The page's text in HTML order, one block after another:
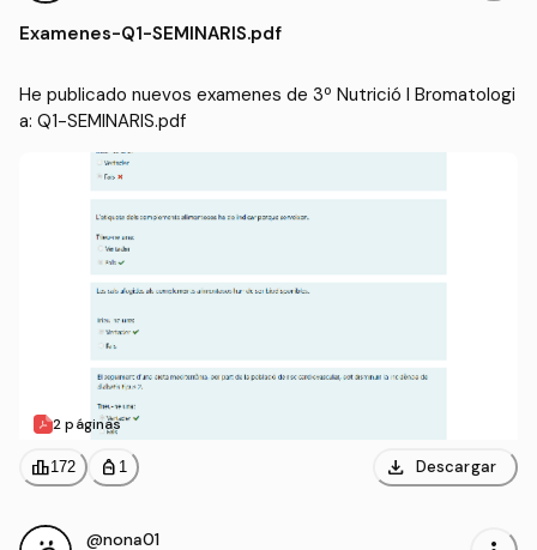
Examenes-Q1-SEMINARIS.pdf
He publicado nuevos examenes de 3º Nutrició I Bromatologi
a: Q1-SEMINARIS.pdf
2 páginas
leaderboard172 personal_bag 1 download Descargar
@nona01